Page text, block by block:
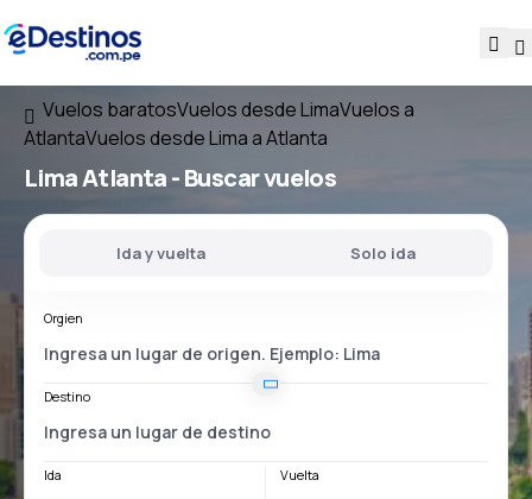
Vuelos baratosVuelos desde LimaVuelos a
AtlantaVuelos desde Lima a Atlanta
Lima Atlanta- Buscar vuelos
Ida y vuelta Solo ida
Orgien
Destino
Ida Vuelta